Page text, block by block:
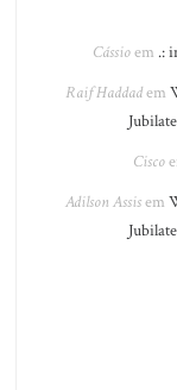
Cássioem .:
Raif Haddadem
Cisco
Adilson Assisem